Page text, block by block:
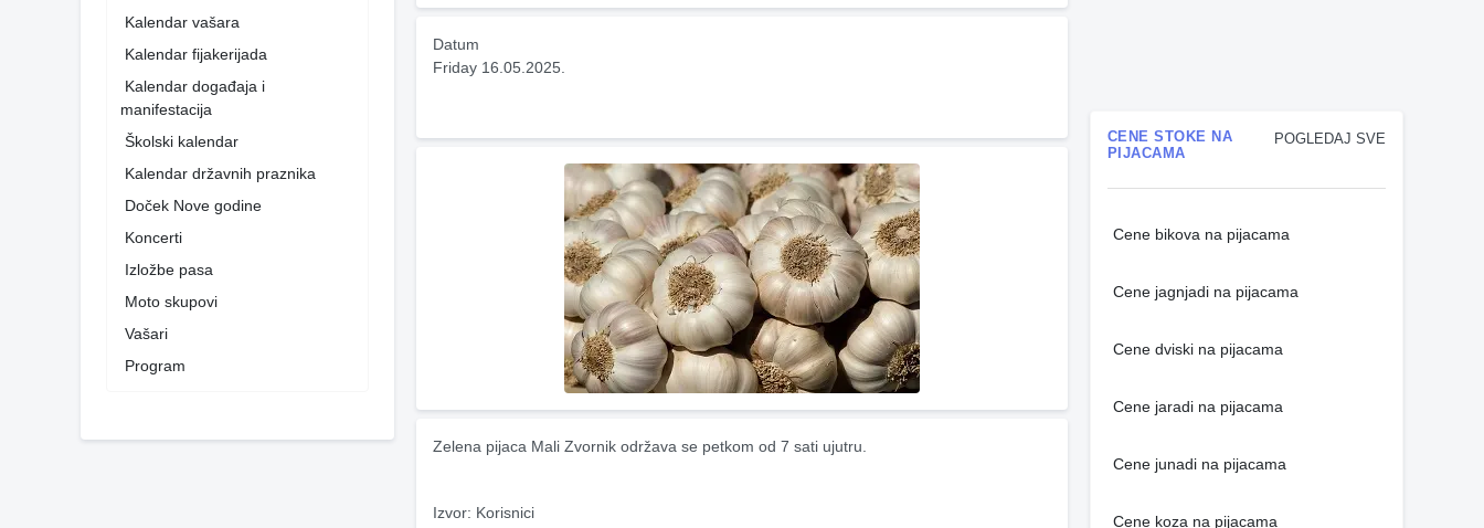
Kalendar vašara
Kalendar fijakerijada
Kalendar događaja i
manifestacija
Školski kalendar
Kalendar državnih praznika
Doček Nove godine
Koncerti
Izložbe pasa
Moto skupovi
Vašari
Program
Datum
Friday 16.05.2025.
Zelena pijaca Mali Zvornik održava se petkom od 7 sati ujutru.
Izvor: Korisnici
POGLEDAJ SVE
CENE STOKE NA
PIJACAMA
Cene bikova na pijacama
Cene jagnjadi na pijacama
Cene dviski na pijacama
Cene jaradi na pijacama
Cene junadi na pijacama
Cene koza na pijacama